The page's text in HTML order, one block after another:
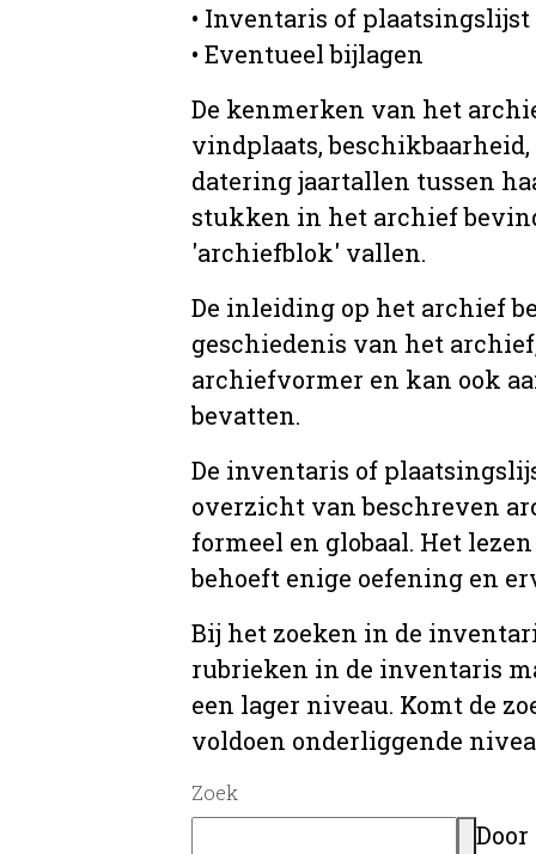
• Inventaris of plaatsingslijst
• Eventueel bijlagen
De kenmerken van het
vindplaats,
datering jaartallen tussen
stukken in het archief
'archiefblok' vallen.
De inleiding op het archief
geschiedenis van het
archiefvormer en kan ook
bevatten.
De inventaris of
overzicht van beschreven
formeel en globaal. Het
behoeft enige oefening en
Bij het zoeken in de
rubrieken in de inventaris
een lager niveau. Komt de
voldoen onderliggende
Zoek